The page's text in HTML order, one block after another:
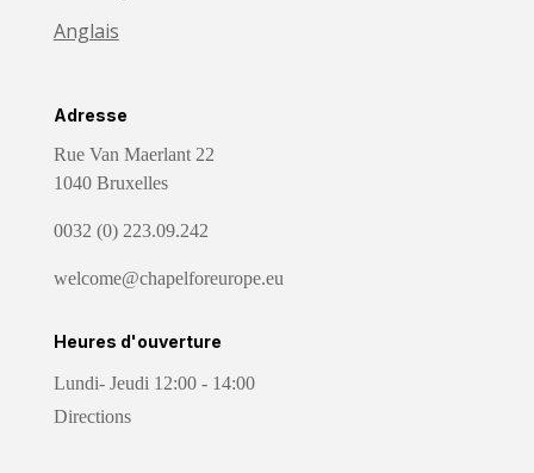
Anglais
Adresse
Rue Van Maerlant 22
1040 Bruxelles
0032 (0) 223.09.242
welcome@chapelforeurope.eu
Heures d'ouverture
Lundi- Jeudi 12:00 - 14:00
Directions